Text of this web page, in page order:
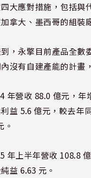
大應對措施，包括與
拿大、墨西哥的組裝
，永擎目前產品全數
沒有自建產能的計畫
年營收 88.0 億元，
益 5.6 億元，較去年
。
年上半年營收 108.8
益 6.63 元。